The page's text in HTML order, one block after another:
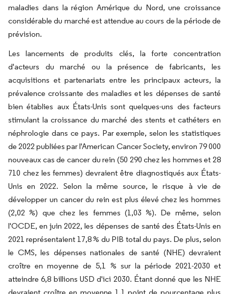
maladies dans la région Amérique du Nord, une croissance
considérable du marché est attendue au cours de la période de
prévision.
Les lancements de produits clés, la forte concentration
d'acteurs du marché ou la présence de fabricants, les
acquisitions et partenariats entre les principaux acteurs, la
prévalence croissante des maladies et les dépenses de santé
bien établies aux États-Unis sont quelques-uns des facteurs
stimulant la croissance du marché des stents et cathéters en
néphrologie dans ce pays. Par exemple, selon les statistiques
de 2022 publiées par l'American Cancer Society, environ 79 000
nouveaux cas de cancer du rein (50 290 chez les hommes et 28
710 chez les femmes) devraient être diagnostiqués aux États-
Unis en 2022. Selon la même source, le risque à vie de
développer un cancer du rein est plus élevé chez les hommes
(2,02 %) que chez les femmes (1,03 %). De même, selon
l'OCDE, en juin 2022, les dépenses de santé des États-Unis en
2021 représentaient 17,8 % du PIB total du pays. De plus, selon
le CMS, les dépenses nationales de santé (NHE) devraient
croître en moyenne de 5,1 % sur la période 2021-2030 et
atteindre 6,8 billions USD d'ici 2030. Étant donné que les NHE